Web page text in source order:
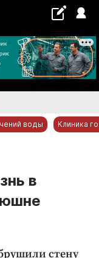
воды Клиника
в
стену